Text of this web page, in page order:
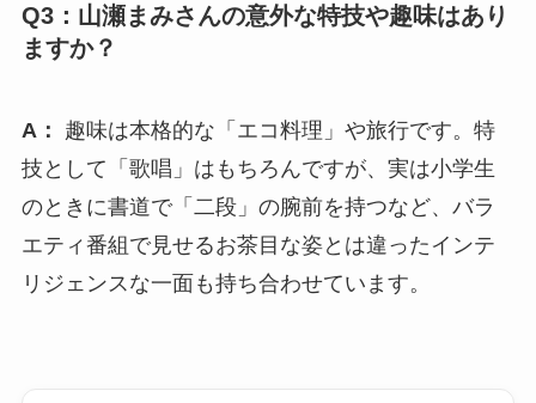
Q3：山瀬まみさんの意外な特技や趣味はあり
ますか？
A：
趣味は本格的な「エコ料理」や旅行です。特
技として「歌唱」はもちろんですが、実は小学生
のときに書道で「二段」の腕前を持つなど、バラ
エティ番組で見せるお茶目な姿とは違ったインテ
リジェンスな一面も持ち合わせています。